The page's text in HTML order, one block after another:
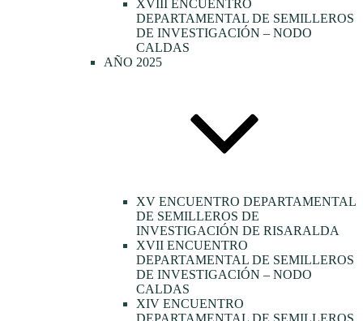
XVIII ENCUENTRO
DEPARTAMENTAL DE SEMILLEROS
DE INVESTIGACIÓN – NODO
CALDAS
AÑO 2025
XV ENCUENTRO DEPARTAMENTAL
DE SEMILLEROS DE
INVESTIGACIÓN DE RISARALDA
XVII ENCUENTRO
DEPARTAMENTAL DE SEMILLEROS
DE INVESTIGACIÓN – NODO
CALDAS
XIV ENCUENTRO
DEPARTAMENTAL DE SEMILLEROS